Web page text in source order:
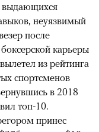
выдающихся
неуязвимый
после
карьеры
изрейтинга
спортсменов
в 2018
топ-10.
принес